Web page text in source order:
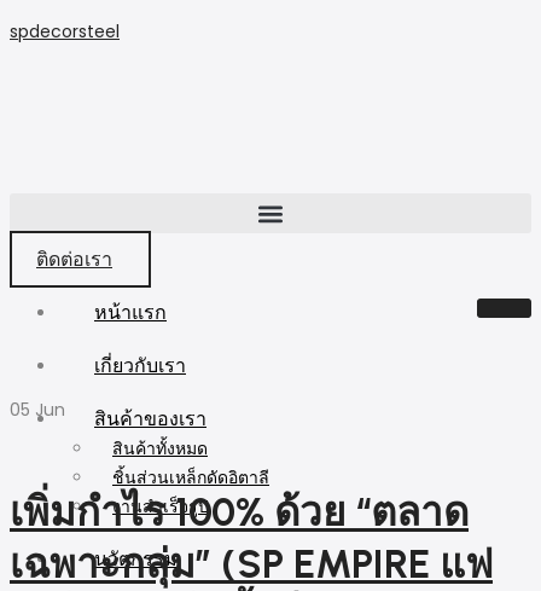
spdecorsteel
ติดต่อเรา
หน้าแรก
เกี่ยวกับเรา
สินค้าของเรา
สินค้าทั้งหมด
ชิ้นส่วนเหล็กดัดอิตาลี
งานสำเร็จรูป
นวัตกรรม
05 Jun
เพิ่มกำไร 100% ด้วย “ตลาด
เฉพาะกลุ่ม” (SP EMPIRE แฟ